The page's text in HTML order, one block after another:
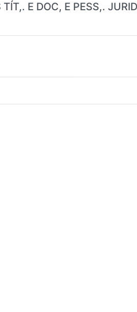
TÍT,. E DOC, E PESS,.